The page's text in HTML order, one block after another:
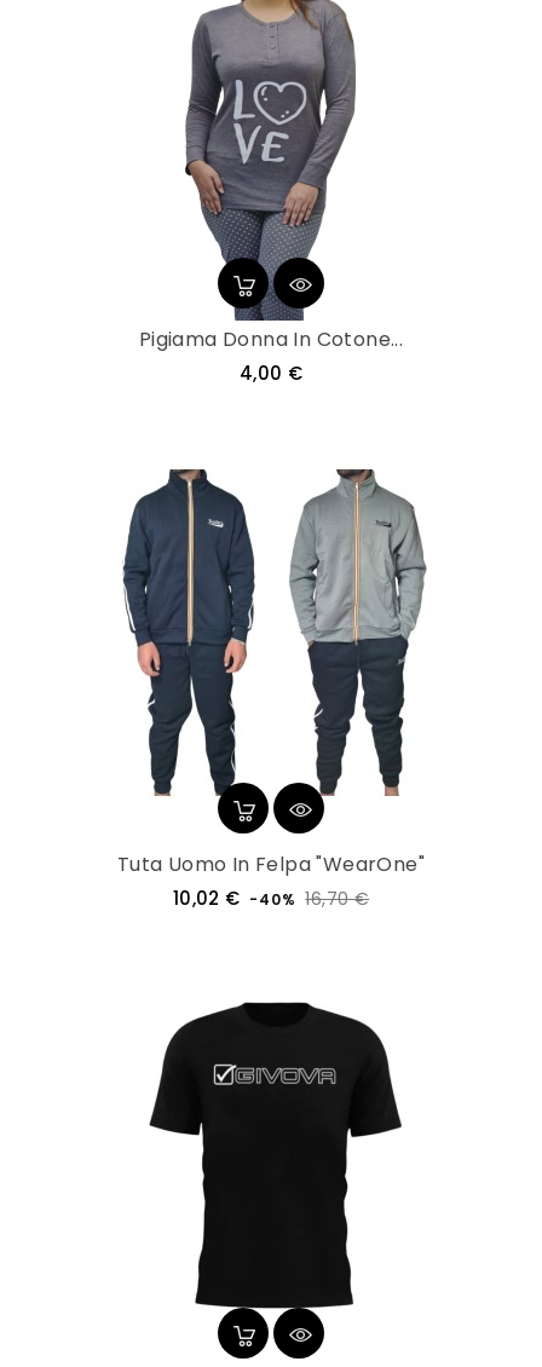
Pigiama Donna In Cotone...
4,00 €Prezzo
Tuta Uomo In Felpa "WearOne"
10,02 € Prezzo
-40% 16,70 €Prezzo